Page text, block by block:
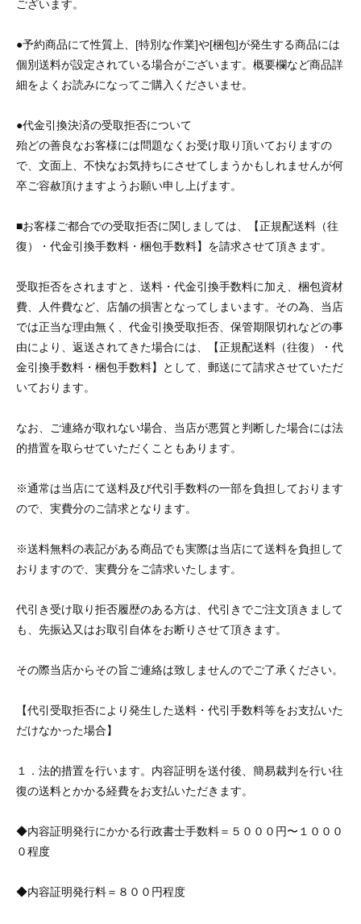
ございます。
●予約商品にて性質上、[特別な作業]や[梱包]が発生する商品には
個別送料が設定されている場合がございます。概要欄など商品詳
細をよくお読みになってご購入くださいませ。
●代金引換決済の受取拒否について
殆どの善良なお客様には問題なくお受け取り頂いておりますの
で、文面上、不快なお気持ちにさせてしまうかもしれませんが何
卒ご容赦頂けますようお願い申し上げます。
■お客様ご都合での受取拒否に関しましては、【正規配送料（往
復）・代金引換手数料・梱包手数料】を請求させて頂きます。
受取拒否をされますと、送料・代金引換手数料に加え、梱包資材
費、人件費など、店舗の損害となってしまいます。その為、当店
では正当な理由無く、代金引換受取拒否、保管期限切れなどの事
由により、返送されてきた場合には、【正規配送料（往復）・代
金引換手数料・梱包手数料】として、郵送にて請求させていただ
いております。
なお、ご連絡が取れない場合、当店が悪質と判断した場合には法
的措置を取らせていただくこともあります。
※通常は当店にて送料及び代引手数料の一部を負担しております
ので、実費分のご請求となります。
※送料無料の表記がある商品でも実際は当店にて送料を負担して
おりますので、実費分をご請求いたします。
代引き受け取り拒否履歴のある方は、代引きでご注文頂きまして
も、先振込又はお取引自体をお断りさせて頂きます。
その際当店からその旨ご連絡は致しませんのでご了承ください。
【代引受取拒否により発生した送料・代引手数料等をお支払いた
だけなかった場合】
１．法的措置を行います。内容証明を送付後、簡易裁判を行い往
復の送料とかかる経費をお支払いただきます。
◆内容証明発行にかかる行政書士手数料＝５０００円〜１０００
０程度
◆内容証明発行料＝８００円程度